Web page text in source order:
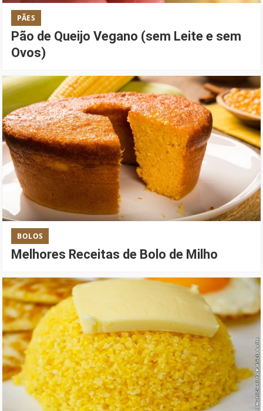
PÃES
Pão de Queijo Vegano (sem Leite e sem
Ovos)
BOLOS
Melhores Receitas de Bolo de Milho